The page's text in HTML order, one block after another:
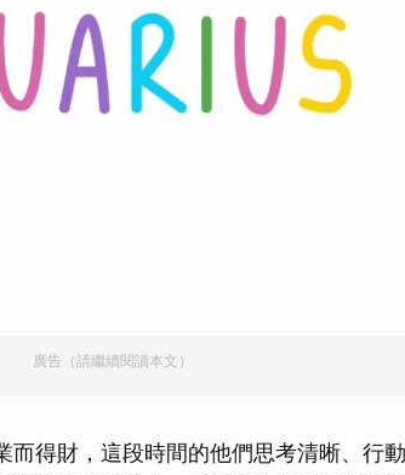
廣告（請繼續閱讀本文）
而得財，這段時間的他們思考清晰、行